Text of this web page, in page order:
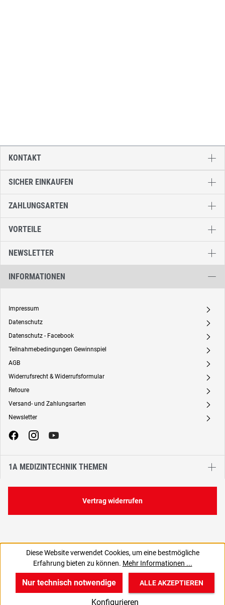
49,90 €
SICHER EINKAUFEN
ZAHLUNGSARTEN
VORTEILE
NEWSLETTER
INFORMATIONEN
Impressum A
Datenschutz A
Datenschutz - Facebook A
Teilnahmebedingungen Gewinnspiel A
AGB A
Widerrufsrecht & Widerrufsformular A
Retoure A
Versand- und Zahlungsarten A
Newsletter A
1A MEDIZINTECHNIK THEMEN
KONTAKT
Vertrag widerrufen
Diese Website verwendet Cookies, um eine bestmögliche
Erfahrung bieten zu können. Mehr Informationen ...
Nur technisch notwendige
Konfigurieren
ALLE AKZEPTIEREN
v B